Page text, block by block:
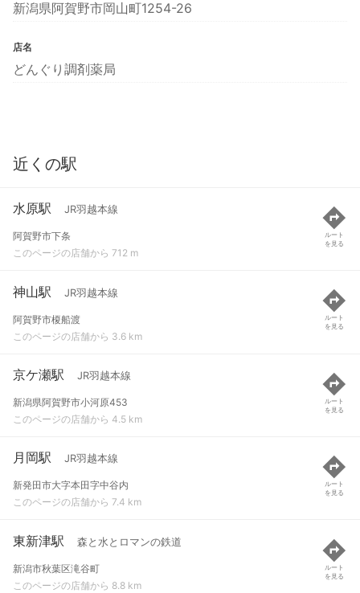
新潟県阿賀野市岡山町1254-26
店名
どんぐり調剤薬局
近くの駅
水原駅 JR羽越本線
阿賀野市下条
このページの店舗から 712 m
ルート
を見る
神山駅 JR羽越本線
阿賀野市榎船渡
このページの店舗から 3.6 km
ルート
を見る
京ケ瀬駅 JR羽越本線
新潟県阿賀野市小河原453
このページの店舗から 4.5 km
ルート
を見る
月岡駅 JR羽越本線
新発田市大字本田字中谷内
このページの店舗から 7.4 km
ルート
を見る
東新津駅 森と水とロマンの鉄道
新潟市秋葉区滝谷町
このページの店舗から 8.8 km
ルート
を見る